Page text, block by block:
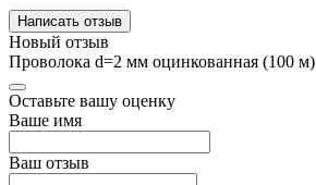
Написать отзыв
Новый отзыв
Проволока d=2 мм оцинкованная (100 м)
Оставьте вашу оценку
Ваше имя
Ваш отзыв